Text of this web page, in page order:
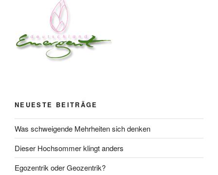
NEUESTE BEITRÄGE
Was schweigende Mehrheiten sich denken
Dieser Hochsommer klingt anders
Egozentrik oder Geozentrik?